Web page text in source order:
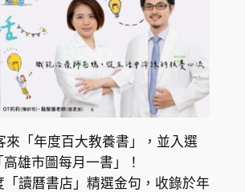
來「年度百大教養書」，並入選
高雄市圖每月一書」！
讀曆書店」精選金句，收錄於年